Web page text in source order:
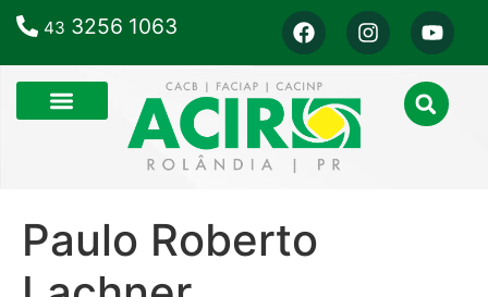
43 3256 1063
Paulo Roberto